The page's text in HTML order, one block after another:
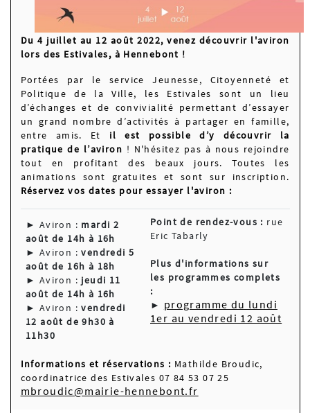
Du 4 juillet au 12 août 2022, venez découvrir l'aviron
lors des Estivales, à Hennebont !
Portées par le service Jeunesse, Citoyenneté et
Politique de la Ville, les Estivales sont un lieu
d’échanges et de convivialité permettant d’essayer
un grand nombre d’activités à partager en famille,
entre amis. Et il est possible d’y découvrir la
pratique de l’aviron ! N'hésitez pas à nous rejoindre
tout en profitant des beaux jours. Toutes les
animations sont gratuites et sont sur inscription.
Réservez vos dates pour essayer l'aviron :
► Aviron : mardi 2
août de 14h à 16h
► Aviron : vendredi 5
août de 16h à 18h
► Aviron : jeudi 11
août de 14h à 16h
► Aviron : vendredi
12 août de 9h30 à
11h30
Point de rendez-vous : rue
Eric Tabarly
Plus d'informations sur
les programmes complets
:
► programme du lundi
1er au vendredi 12 août
Informations et réservations : Mathilde Broudic,
coordinatrice des Estivales 07 84 53 07 25
mbroudic@mairie-hennebont.fr